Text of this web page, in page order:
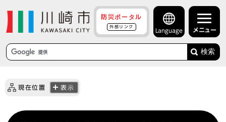
防災ポータル
外部リンク
Language メニュー
検索
現在位置 表示